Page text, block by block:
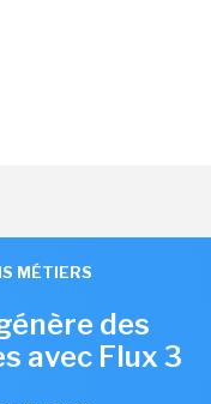
MÉTIERS
des
avec Flux 3